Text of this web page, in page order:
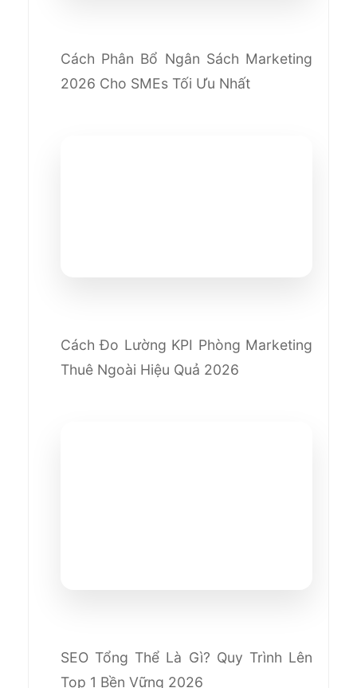
Cách Phân Bổ Ngân Sách Marketing
2026 Cho SMEs Tối Ưu Nhất
Cách Đo Lường KPI Phòng Marketing
Thuê Ngoài Hiệu Quả 2026
SEO Tổng Thể Là Gì? Quy Trình Lên
Top 1 Bền Vững 2026